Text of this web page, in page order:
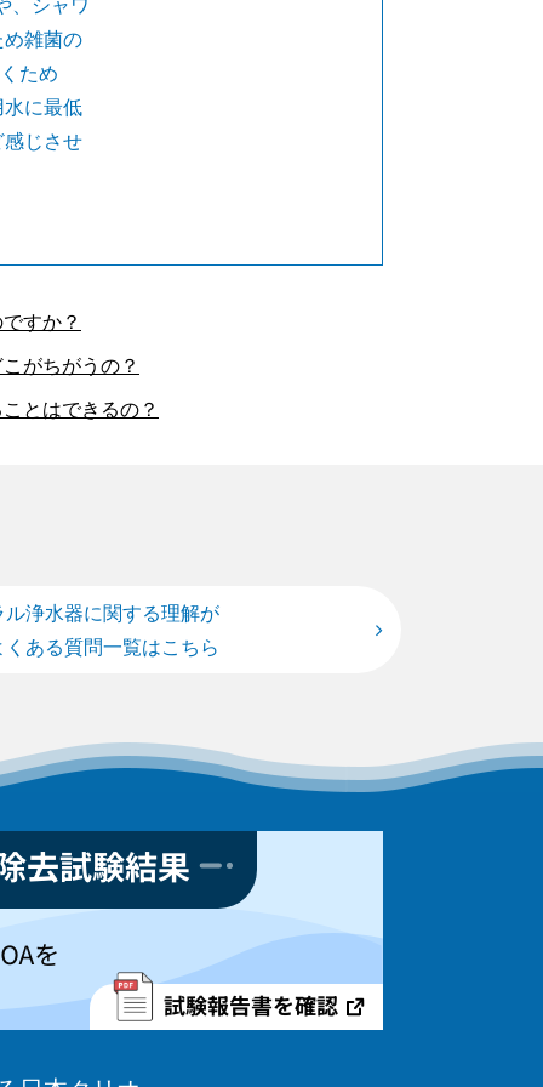
、シャワ
雑菌の
ため
に最低
じさせ
すか？
がちがうの？
とはできるの？
ル浄水器に関する理解が
ある質問一覧はこちら